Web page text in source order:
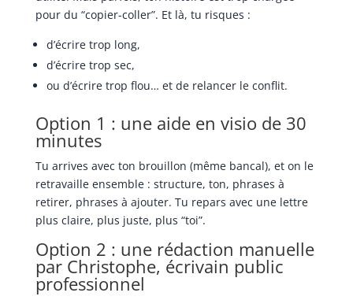
pour du “copier-coller”. Et là, tu risques :
d’écrire trop long,
d’écrire trop sec,
ou d’écrire trop flou… et de relancer le conflit.
Option 1 : une aide en visio de 30
minutes
Tu arrives avec ton brouillon (même bancal), et on le
retravaille ensemble : structure, ton, phrases à
retirer, phrases à ajouter. Tu repars avec une lettre
plus claire, plus juste, plus “toi”.
Option 2 : une rédaction manuelle
par Christophe, écrivain public
professionnel